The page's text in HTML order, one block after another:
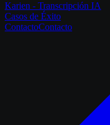
Karien - Transcripción IA
Casos de Éxito
ContactoContacto